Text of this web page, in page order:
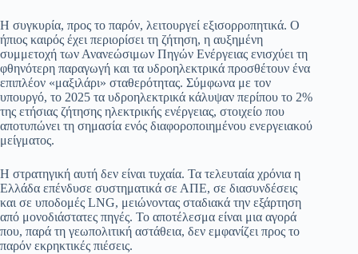
τε
Η συγκυρία, προς το παρόν, λειτουργεί εξισορροπητικά. Ο
ήπιος καιρός έχει περιορίσει τη ζήτηση, η αυξημένη
συμμετοχή των Ανανεώσιμων Πηγών Ενέργειας ενισχύει τη
φθηνότερη παραγωγή και τα υδροηλεκτρικά προσθέτουν ένα
επιπλέον «μαξιλάρι» σταθερότητας. Σύμφωνα με τον
υπουργό, το 2025 τα υδροηλεκτρικά κάλυψαν περίπου το 2%
της ετήσιας ζήτησης ηλεκτρικής ενέργειας, στοιχείο που
αποτυπώνει τη σημασία ενός διαφοροποιημένου ενεργειακού
μείγματος.
Η στρατηγική αυτή δεν είναι τυχαία. Τα τελευταία χρόνια η
Ελλάδα επένδυσε συστηματικά σε ΑΠΕ, σε διασυνδέσεις
και σε υποδομές LNG, μειώνοντας σταδιακά την εξάρτηση
από μονοδιάστατες πηγές. Το αποτέλεσμα είναι μια αγορά
που, παρά τη γεωπολιτική αστάθεια, δεν εμφανίζει προς το
παρόν εκρηκτικές πιέσεις.